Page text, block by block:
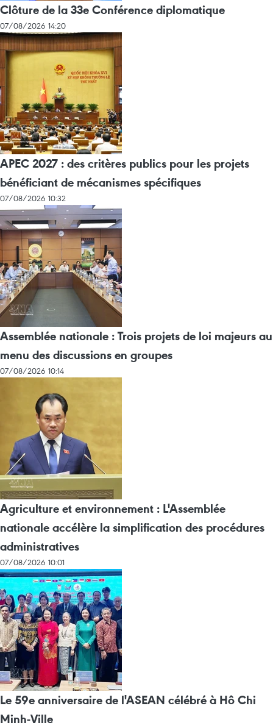
Clôture de la 33e Conférence diplomatique
07/08/2026 14:20
APEC 2027 : des critères publics pour les projets
bénéficiant de mécanismes spécifiques
07/08/2026 10:32
Assemblée nationale : Trois projets de loi majeurs au
menu des discussions en groupes
07/08/2026 10:14
Agriculture et environnement : L'Assemblée
nationale accélère la simplification des procédures
administratives
07/08/2026 10:01
Le 59e anniversaire de l'ASEAN célébré à Hô Chi
Minh-Ville